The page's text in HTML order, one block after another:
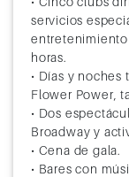
servicios
entretenimiento
horas.
• Días y
Flower Power,
• Dos
Broadway y
• Cena de gala.
• Bares con